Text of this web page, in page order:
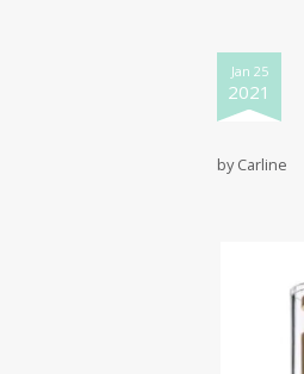
Jan 25
2021
byCarline